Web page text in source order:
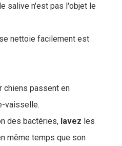
salive n'est pas l'objet le
nettoie facilement est
chiens passent en
vaisselle.
des bactéries, lavez les
même temps que son